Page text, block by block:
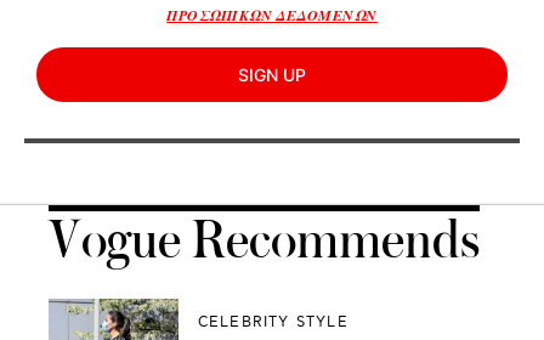
ΠΡΟΣΩΠΙΚΩΝ ΔΕΔΟΜΕΝΩΝ
SIGN UP
Vogue Recommends
CELEBRITY STYLE